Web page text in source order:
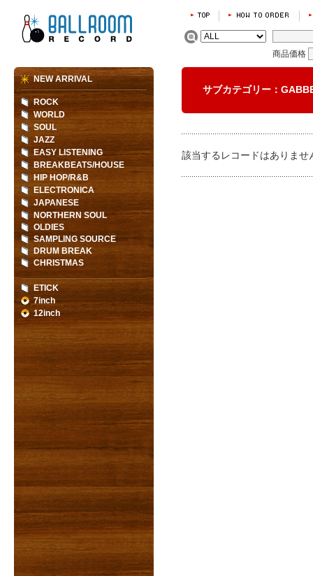
商品価格
サブカテゴリー：
該当するレコードはありませ
NEW ARRIVAL
ROCK
WORLD
SOUL
JAZZ
EASY LISTENING
BREAKBEATS/HOUSE
HIP HOP/R&B
ELECTRONICA
JAPANESE
NORTHERN SOUL
OLDIES
SAMPLING SOURCE
DRUM BREAK
CHRISTMAS
ETICK
7inch
12inch